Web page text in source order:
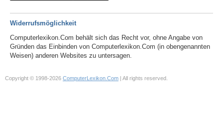
Widerrufsmöglichkeit
Computerlexikon.Com behält sich das Recht vor, ohne Angabe von
Gründen das Einbinden von Computerlexikon.Com (in obengenannten
Weisen) anderen Websites zu untersagen.
Copyright © 1998-2026 ComputerLexikon.Com | All rights reserved.